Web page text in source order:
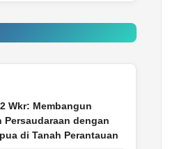
Wkr: Membangun
Persaudaraan dengan
di Tanah Perantauan